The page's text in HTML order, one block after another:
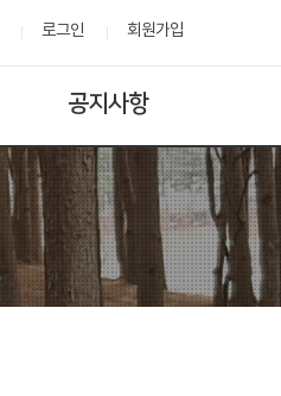
로그인 회원가입
공지사항